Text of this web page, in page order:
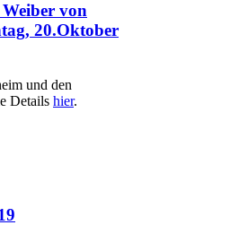
von
20.Oktober
und den
Details hier.